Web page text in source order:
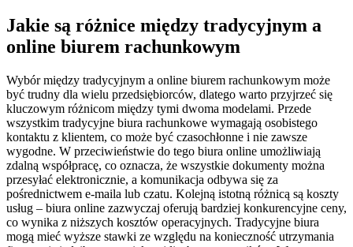
Jakie są różnice między tradycyjnym a
online biurem rachunkowym
Wybór między tradycyjnym a online biurem rachunkowym może
być trudny dla wielu przedsiębiorców, dlatego warto przyjrzeć się
kluczowym różnicom między tymi dwoma modelami. Przede
wszystkim tradycyjne biura rachunkowe wymagają osobistego
kontaktu z klientem, co może być czasochłonne i nie zawsze
wygodne. W przeciwieństwie do tego biura online umożliwiają
zdalną współpracę, co oznacza, że wszystkie dokumenty można
przesyłać elektronicznie, a komunikacja odbywa się za
pośrednictwem e-maila lub czatu. Kolejną istotną różnicą są koszty
usług – biura online zazwyczaj oferują bardziej konkurencyjne ceny,
co wynika z niższych kosztów operacyjnych. Tradycyjne biura
mogą mieć wyższe stawki ze względu na konieczność utrzymania